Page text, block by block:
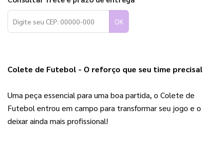
OK
Colete de Futebol - O reforço que seu time precisa!
Uma peça essencial para uma boa partida, o Colete de
Futebol entrou em campo para transformar seu jogo e o
deixar ainda mais profissional!